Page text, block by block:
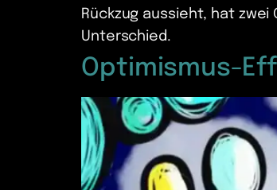
Rückzug aussieht, hat
Unterschied.
Optimismus-